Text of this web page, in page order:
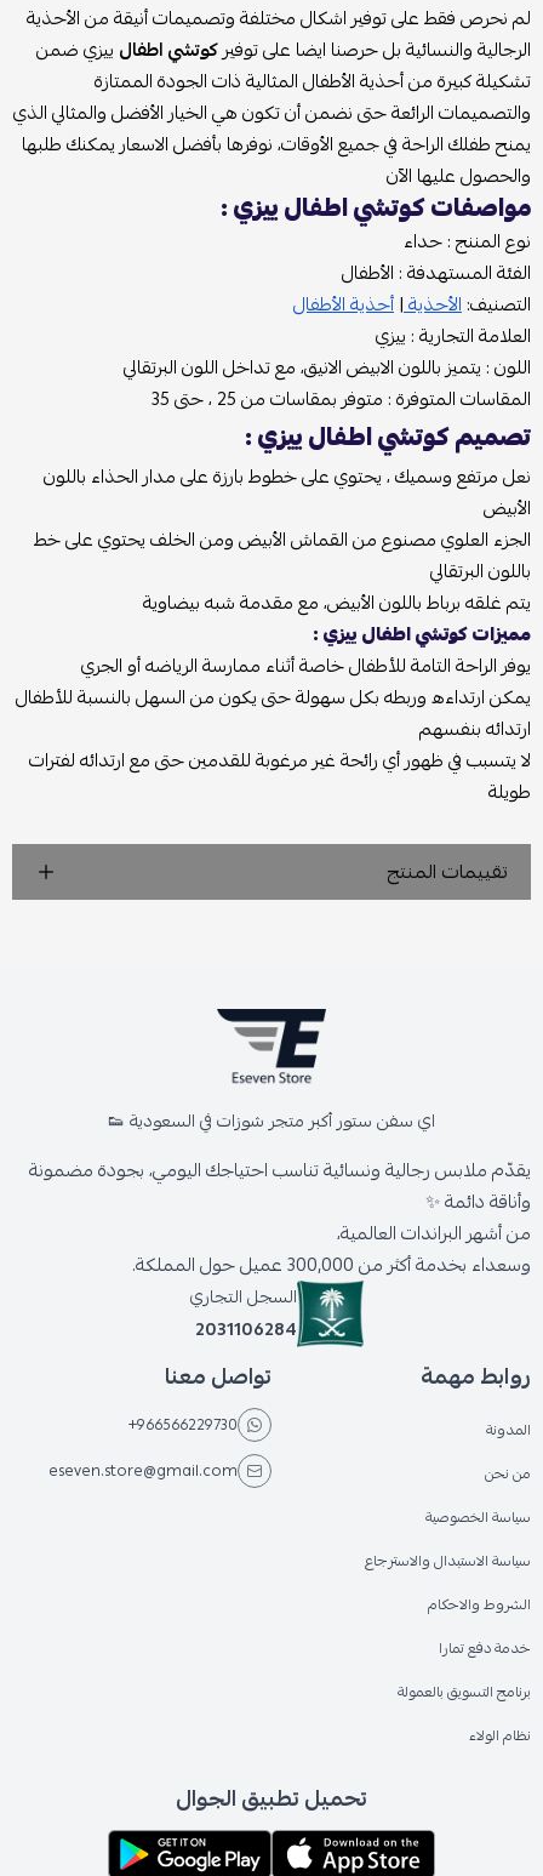
لم نحرص فقط على توفير اشكال مختلفة وتصميمات أنيقة من الأحذية
الرجالية والنسائية بل حرصنا ايضا على توفيركوتشي اطفال ييزي ضمن
تشكيلة كبيرة من أحذية الأطفال المثالية ذات الجودة الممتازة
والتصميمات الرائعة حتى نضمن أن تكون هي الخيار الأفضل والمثالي الذي
يمنح طفلك الراحة في جميع الأوقات، نوفرها بأفضل الاسعار يمكنك طلبها
والحصول عليها الآن
مواصفات كوتشي اطفال ييزي :
نوع المننج : حداء
الفئة المستهدفة : الأطفال
التصنيف:الأحذية|أحذية الأطفال
العلامة التجارية : ييزي
اللون : يتميز باللون الابيض الانيق، مع تداخل اللون البرتقالي
المقاسات المتوفرة : متوفر بمقاسات من 25 ، حتى 35
تصميم كوتشي اطفال ييزي :
نعل مرتفع وسميك ، يحتوي على خطوط بارزة على مدار الحذاء باللون
الأبيض
الجزء العلوي مصنوع من القماش الأبيض ومن الخلف يحتوي على خط
باللون البرتقالي
يتم غلقه برباط باللون الأبيض، مع مقدمة شبه بيضاوية
مميزات كوتشي اطفال ييزي :
يوفر الراحة التامة للأطفال خاصة أثناء ممارسة الرياضه أو الجري
يمكن ارتداءه وربطه بكل سهولة حتى يكون من السهل بالنسبة للأطفال
ارتدائه بنفسهم
لا يتسبب في ظهور أي رائحة غير مرغوبة للقدمين حتى مع ارتدائه لفترات
طويلة
تقييمات المنتج
اي سفن ستور أكبر متجر شوزات في السعودية 👟
يقدّم ملابس رجالية ونسائية تناسب احتياجك اليومي، بجودة مضمونة
وأناقة دائمة ✨
من أشهر البراندات العالمية،
وسعداء بخدمة أكثر من 300,000 عميل حول المملكة.
السجل التجاري
2031106284
روابط مهمة
المدونة
من نحن
سياسة الخصوصية
سياسة الاستبدال والاسترجاع
الشروط والاحكام
خدمة دفع تمارا
برنامج التسويق بالعمولة
نظام الولاء
تواصل معنا
+966566229730
eseven.store@gmail.com
تحميل تطبيق الجوال